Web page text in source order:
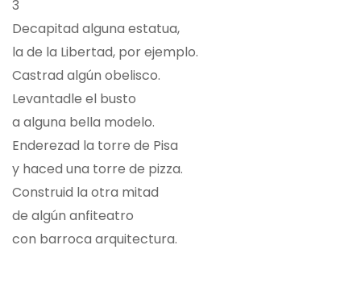
3
Decapitad alguna estatua,
la de la Libertad, por ejemplo.
Castrad algún obelisco.
Levantadle el busto
a alguna bella modelo.
Enderezad la torre de Pisa
y haced una torre de pizza.
Construid la otra mitad
de algún anfiteatro
con barroca arquitectura.